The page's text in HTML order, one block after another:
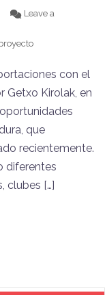
Leave a
con el
Getxo Kirolak, en
que
recientemente.
diferentes
clubes […]